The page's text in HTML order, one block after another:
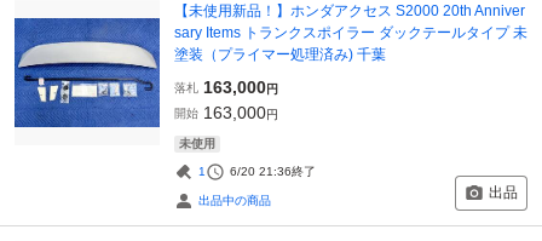
【未使用新品！】ホンダアクセス S2000 20th Anniver
sary Items トランクスポイラー ダックテールタイプ 未
塗装（プライマー処理済み) 千葉
落札 163,000円
開始 163,000円
未使用
1 6/20 21:36終了
出品中の商品 出品